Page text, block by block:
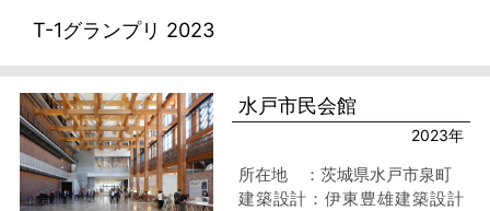
T-1グランプリ 2023
水戸市民会館
2023年
所在地 ：茨城県水戸市泉町
建築設計：伊東豊雄建築設計